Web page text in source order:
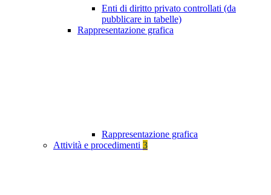
Enti di diritto privato controllati (da
pubblicare in tabelle)
Rappresentazione grafica
Rappresentazione grafica
Attività e procedimenti 3